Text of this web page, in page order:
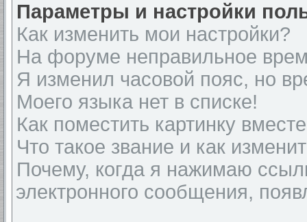
Параметры и настройки
Как изменить мои настройки?
На форуме неправильное
Я изменил часовой пояс, но
Моего языка нет в списке!
Как поместить картинку
Что такое звание и как
Почему, когда я нажимаю
электронного сообщения,